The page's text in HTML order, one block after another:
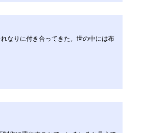
なりに付き合ってきた。世の中には布